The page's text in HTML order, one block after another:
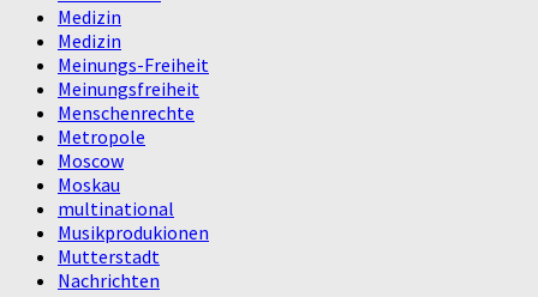
Medizin
Medizin
Meinungs-Freiheit
Meinungsfreiheit
Menschenrechte
Metropole
Moscow
Moskau
multinational
Musikprodukionen
Mutterstadt
Nachrichten